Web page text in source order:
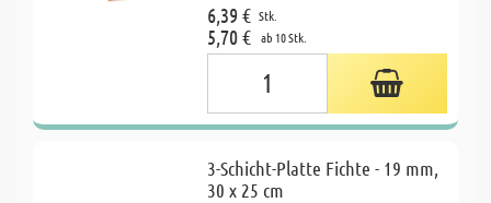
6,39 € Stk.
5,70 € ab 10 Stk.
3-Schicht-Platte Fichte - 19 mm,
30 x 25 cm